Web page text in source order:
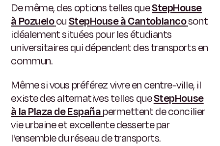
De même, des options telles queStepHouse
à PozueloouStepHouse à Cantoblancosont
idéalement situées pour les étudiants
universitaires qui dépendent des transports en
commun.
Même si vous préférez vivre en centre-ville, il
existe des alternatives telles queStepHouse
à la Plaza de Españapermettent de concilier
vie urbaine et excellente desserte par
l'ensemble du réseau de transports.